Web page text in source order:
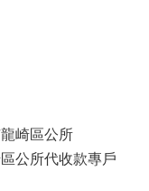
崎區公所
公所代收款專戶